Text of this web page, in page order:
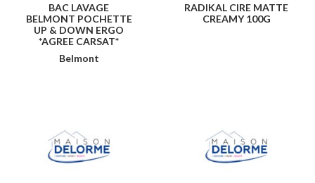
BAC LAVAGE
BELMONT POCHETTE
UP & DOWN ERGO
*AGREE CARSAT*
Belmont
RADIKAL CIRE MATTE
CREAMY 100G